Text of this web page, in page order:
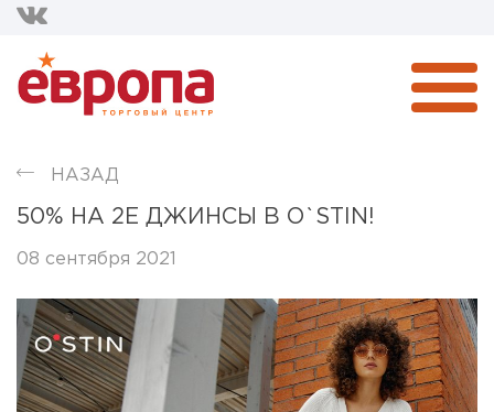
НАЗАД
50% НА 2Е ДЖИНСЫ В O`STIN!
08 сентября 2021